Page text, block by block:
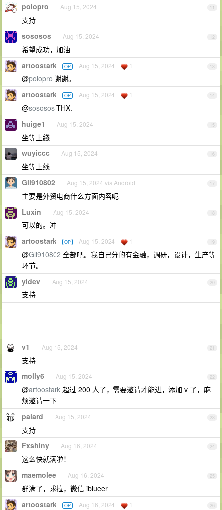
11
polopro Aug 15, 2024
支持
12
sososos Aug 15, 2024
希望成功，加油
13
artoostark OP Aug 15, 2024 1
@polopro 谢谢。
14
artoostark OP Aug 15, 2024 1
@sososos THX.
15
huige1 Aug 15, 2024
坐等上綫
16
wuyiccc Aug 15, 2024
坐等上线
17
Gll910802 Aug 15, 2024 via Android
主要是外贸电商什么方面内容呢
18
Luxin Aug 15, 2024
可以的。冲
19
artoostark OP Aug 15, 2024 1
@Gll910802 全部吧。我自己分的有金融，调研，设计，生产等
环节。
20
yidev Aug 15, 2024
支持
21
v1 Aug 15, 2024
支持
22
molly6 Aug 15, 2024
@artoostark 超过 200 人了，需要邀请才能进，添加 v 了，麻
烦邀请一下
23
palard Aug 15, 2024
支持
24
Fxshiny Aug 16, 2024
这么快就满啦！
25
maemolee Aug 16, 2024
群满了，求拉，微信 iblueer
26
artoostark OP Aug 16, 2024 1